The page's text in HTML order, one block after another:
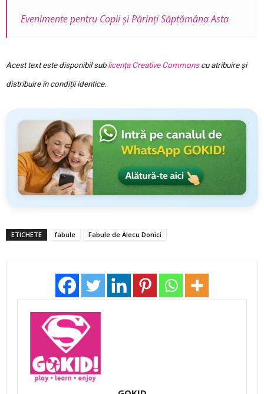
Evenimente pentru Copii și Părinți Săptămâna Asta
Acest text este disponibil sub licența Creative Commonscu atribuire și
distribuire în condiții identice.
ETICHETE fabule Fabule de Alecu Donici